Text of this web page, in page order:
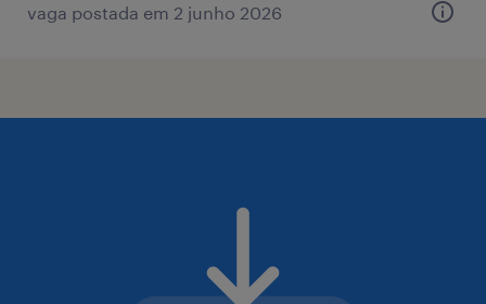
vaga postada em 2 junho 2026